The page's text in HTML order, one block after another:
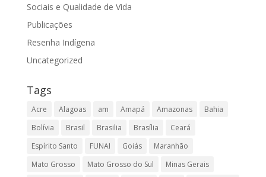
Sociais e Qualidade de Vida
Publicações
Resenha Indígena
Uncategorized
Tags
Acre Alagoas am Amapá Amazonas
Bahia
Bolívia
Brasil Brasilia Brasília
Ceará
Espírito Santo
FUNAI Goiás
Maranhão
Mato Grosso
Mato Grosso do Sul
Minas Gerais